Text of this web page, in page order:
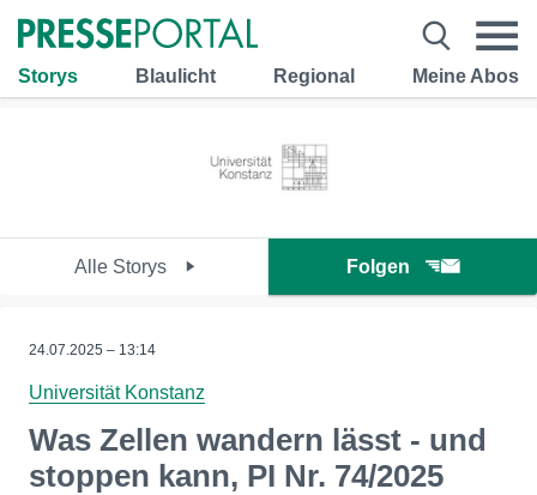
Storys Blaulicht Regional Meine Abos
Alle Storys Folgen
24.07.2025 – 13:14
Universität Konstanz
Was Zellen wandern lässt - und
stoppen kann, PI Nr. 74/2025